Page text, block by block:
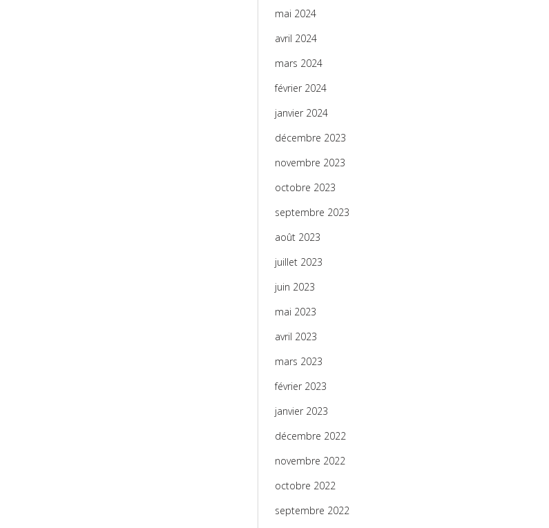
mai 2024
avril 2024
mars 2024
février 2024
janvier 2024
décembre 2023
novembre 2023
octobre 2023
septembre 2023
août 2023
juillet 2023
juin 2023
mai 2023
avril 2023
mars 2023
février 2023
janvier 2023
décembre 2022
novembre 2022
octobre 2022
septembre 2022